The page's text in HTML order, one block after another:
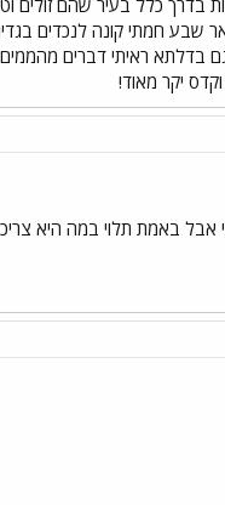
כלל בעיר שהם זולים
חמתי קונה לנכדים
יקר מאוד!
אבל באמת תלוי במה היא